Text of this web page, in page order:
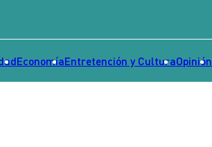
EconomíaEntretención y CulturaOpinión